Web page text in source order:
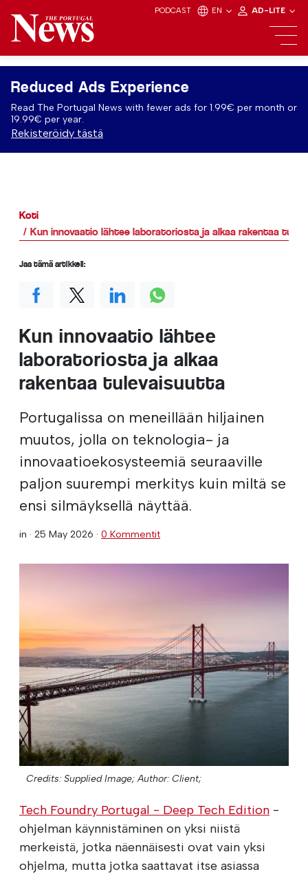
PODCAST EN AD-LITE
Reduced Ads Experience
Read The Portugal News with fewer ads for 1.99€ per month or
19.99€ per year.
Rekisteröidy tästä
Koti
Kun innovaatio lähtee laboratoriosta ja alkaa rakentaa
Kun innovaatio lähtee
laboratoriosta ja alkaa
rakentaa tulevaisuutta
Portugalissa on meneillään hiljainen
muutos, jolla on teknologia- ja
innovaatioekosysteemiä seuraaville
paljon suurempi merkitys kuin miltä se
ensi silmäyksellä näyttää.
in · 25 May 2026 · 0 Kommentit
Credits: Supplied Image; Author: Client;
Tech Foundry Portugal - Deep Tech Edition -
ohjelman käynnistäminen on yksi niistä
merkeistä, jotka näennäisesti ovat vain yksi
ohjelma, mutta jotka saattavat itse asiassa
Jaa tämä artikkeli: